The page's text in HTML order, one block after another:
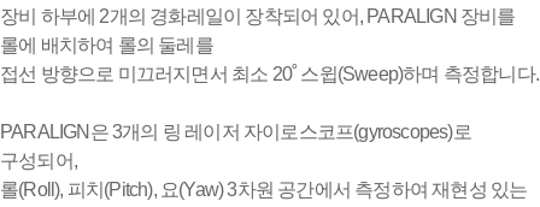
장비 하부에 2개의 경화레일이 장착되어 있어, PARALIGN 장비를
롤에 배치하여 롤의 둘레를
접선 방향으로 미끄러지면서 최소 20˚ 스윕(Sweep)하며 측정합니다.
PARALIGN은 3개의 링 레이저 자이로스코프(gyroscopes)로
구성되어,
롤(Roll), 피치(Pitch), 요(Yaw) 3차원 공간에서 측정하여 재현성 있는